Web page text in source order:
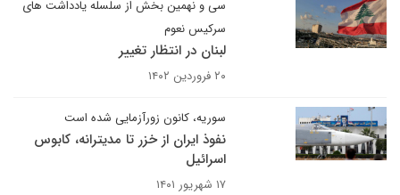
سی و نهمین بخش از سلسله یادداشت های
سرکیس نعوم
لبنان در انتظار تغییر
۲۰ فروردین ۱۴۰۲
سوریه، کانون زورآزمایی شده است
نفوذ ایران از خزر تا مدیترانه، کابوس
اسرائیل
۱۷ شهریور ۱۴۰۱